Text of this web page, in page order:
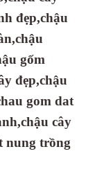
đẹp,chậu
,chậu
gốm
đẹp,chậu
gom dat
,chậu cây
nung trồng